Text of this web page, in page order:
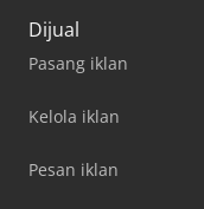
Dijual
Pasang iklan
Kelola iklan
Pesan iklan